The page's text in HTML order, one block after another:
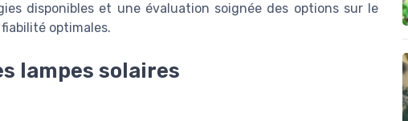
disponibles et une évaluation soignée des options sur le
optimales.
lampes solaires